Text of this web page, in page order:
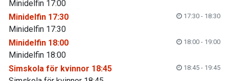
Minidelfin 17:00
Minidelfin 17:30
17:30 - 18:30
Minidelfin 17:30
Minidelfin 18:00
18:00 - 19:00
Minidelfin 18:00
Simskola för kvinnor 18:45
18:45 - 19:45